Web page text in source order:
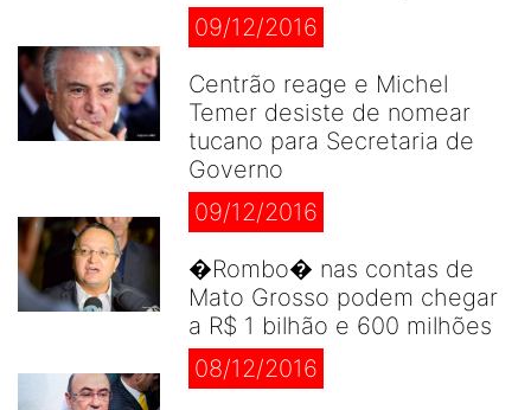
09/12/2016
Centrão reage e Michel
Temer desiste de nomear
tucano para Secretaria de
Governo
09/12/2016
�Rombo� nas contas de
Mato Grosso podem chegar
a R$ 1 bilhão e 600 milhões
08/12/2016